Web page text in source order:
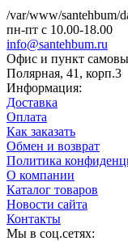
/var/www/santehbum/
пн-пт с 10.00-18.00
info@santehbum.ru
Офис и пункт
Полярная, 41, корп.3
Информация:
Доставка
Оплата
Как заказать
Обмен и возврат
Политика
О компании
Каталог товаров
Новости сайта
Контакты
Мы в соц.сетях: